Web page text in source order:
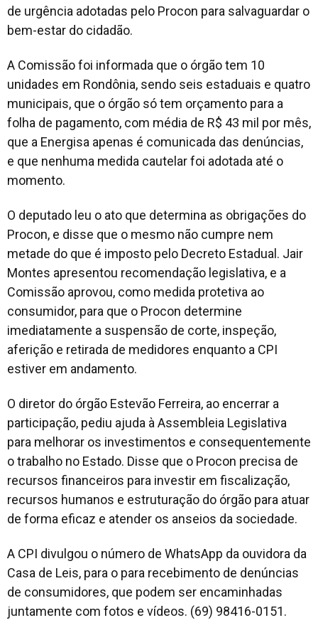
de urgência adotadas pelo Procon para salvaguardar o
bem-estar do cidadão.
A Comissão foi informada que o órgão tem 10
unidades em Rondônia, sendo seis estaduais e quatro
municipais, que o órgão só tem orçamento para a
folha de pagamento, com média de R$ 43 mil por mês,
que a Energisa apenas é comunicada das denúncias,
e que nenhuma medida cautelar foi adotada até o
momento.
O deputado leu o ato que determina as obrigações do
Procon, e disse que o mesmo não cumpre nem
metade do que é imposto pelo Decreto Estadual. Jair
Montes apresentou recomendação legislativa, e a
Comissão aprovou, como medida protetiva ao
consumidor, para que o Procon determine
imediatamente a suspensão de corte, inspeção,
aferição e retirada de medidores enquanto a CPI
estiver em andamento.
O diretor do órgão Estevão Ferreira, ao encerrar a
participação, pediu ajuda à Assembleia Legislativa
para melhorar os investimentos e consequentemente
o trabalho no Estado. Disse que o Procon precisa de
recursos financeiros para investir em fiscalização,
recursos humanos e estruturação do órgão para atuar
de forma eficaz e atender os anseios da sociedade.
A CPI divulgou o número de WhatsApp da ouvidora da
Casa de Leis, para o para recebimento de denúncias
de consumidores, que podem ser encaminhadas
juntamente com fotos e vídeos. (69) 98416-0151.